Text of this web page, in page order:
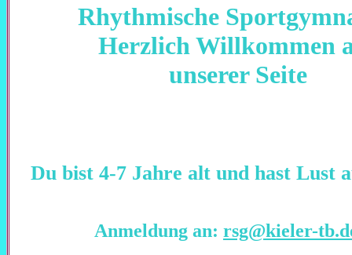
Rhythmische
Herzlich Willkommen
unserer Seite
Du bist 4-7 Jahre alt und hast Lust
Anmeldung an: rsg@kieler-